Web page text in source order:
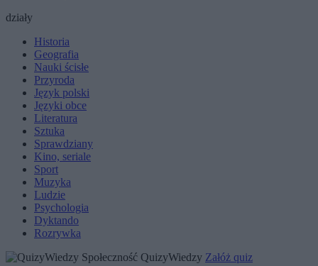
działy
Historia
Geografia
Nauki ścisłe
Przyroda
Język polski
Języki obce
Literatura
Sztuka
Sprawdziany
Kino, seriale
Sport
Muzyka
Ludzie
Psychologia
Dyktando
Rozrywka
Społeczność QuizyWiedzy Załóż quiz